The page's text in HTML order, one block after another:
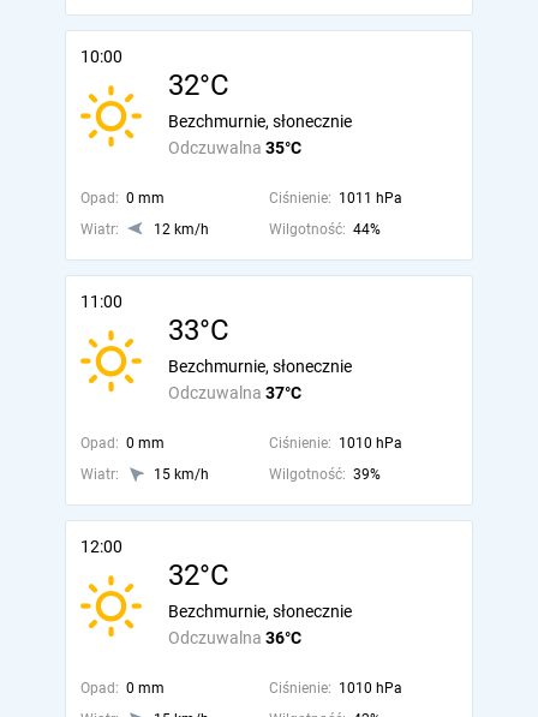
10:00
32°C
Odczuwalna 35°C
Bezchmurnie, słonecznie
Opad: 0 mm Ciśnienie: 1011 hPa
Wiatr:
12 km/h Wilgotność: 44%
11:00
33°C
Odczuwalna 37°C
Bezchmurnie, słonecznie
Opad: 0 mm Ciśnienie: 1010 hPa
Wiatr:
15 km/h Wilgotność: 39%
12:00
32°C
Odczuwalna 36°C
Bezchmurnie, słonecznie
Opad: 0 mm Ciśnienie: 1010 hPa